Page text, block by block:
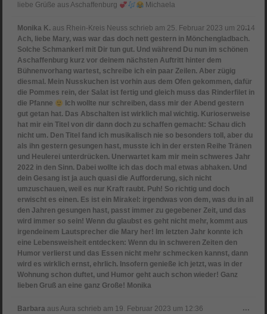
liebe Grüße aus Aschaffenburg
Michaela
Monika K. aus Rhein-Kreis Neuss schrieb am 25. Februar 2023 um 20:14
Ach, liebe Mary, was war das doch nett gestern in Mönchengladbach.
Solche Schmankerl mit Dir tun gut. Und während Du nun im schönen
Aschaffenburg kurz vor deinem nächsten Auftritt hinter dem
Bühnenvorhang wartest, schreibe ich ein paar Zeilen. Aber zügig
diesmal. Mein Nusskuchen ist vorhin aus dem Ofen gekommen, dafür
die Pommes rein, der Salat ist fertig und gleich muss das Rinderfilet in
die Pfanne
Ich wollte nur schreiben, dass mir der Abend gestern
gut getan hat. Das Abschalten ist wirklich mal wichtig. Kurioserweise
hat mir ein Titel von dir dann doch zu schaffen gemacht: Schau dich
nicht um. Den Titel fand ich musikalisch nie so besonders toll, aber du
als ihn gestern gesungen hast, musste ich in der ersten Reihe Tränen
und Heulerei unterdrücken. Unerwartet kam mir mein schweres Jahr
2022 in den Sinn. Dabei wollte ich das doch mal etwas abhaken. Und
dein Gesang ist ja auch quasi die Aufforderung, sich nicht
umzuschauen, weil es nur Kraft raubt. Puh! So richtig und doch
erwischt es einen. Es ist ein Mirakel: irgendwas von dem, was du in all
den Jahren gesungen hast, passt immer zu gegebener Zeit, und das
wird immer so sein! Wenn du glaubst es geht nicht mehr, kommt aus
irgendeinem Lautsprecher die Mary her! Im letzten Jahr konnte ich
eine Lebensweisheit entdecken: Wenn du in schweren Zeiten den
Humor verlierst und das Essen nicht mehr schmecken kannst, dann
wird es wirklich ernst, ehrlich. Insofern genieße ich jetzt, was in der
Wohnung schon duftet, und Humor geht auch schon wieder! Ganz
lieben Gruß an eine ganz Große! Monika
...
Barbara aus Aura schrieb am 19. Februar 2023 um 12:36
...